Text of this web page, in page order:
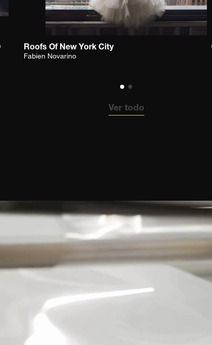
la fotografía a mi lista de deseos
Roofs Of New York City
Fabien Novarino
Ver todo